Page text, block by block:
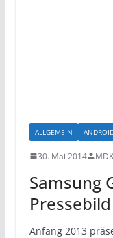
ALLGEMEIN
30. Mai 2014 MDK
Samsung
Anfang 2013